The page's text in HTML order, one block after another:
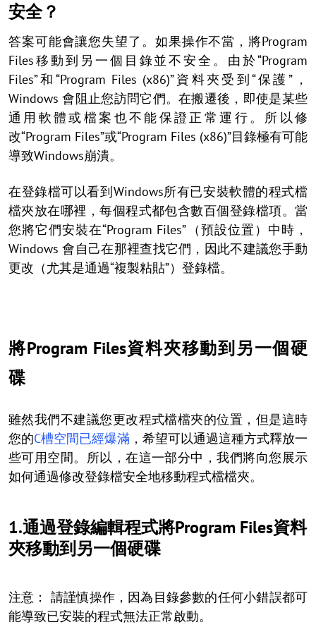
安全？
答案可能會讓您失望了。如果操作不當，將Program
Files移動到另一個目錄並不安全。由於“Program
Files”和“Program Files (x86)”資料夾受到“保護”，
Windows 會阻止您訪問它們。在搬遷後，即使是某些
通用軟體或檔案也不能保證正常運行。所以修
改“Program Files”或“Program Files (x86)”目錄極有可能
導致Windows崩潰。
在登錄檔可以看到Windows所有已安裝軟體的程式檔
檔夾放在哪裡，每個程式都包含數百個登錄檔項。當
您將它們安裝在“Program Files”（預設位置）中時，
Windows 會自己在那裡查找它們，因此不建議您手動
更改（尤其是通過“複製粘貼”）登錄檔。
將Program Files資料夾移動到另一個硬
碟
雖然我們不建議您更改程式檔檔夾的位置，但是這時
您的C槽空間已經爆滿 ，希望可以通過這種方式釋放一
些可用空間。所以，在這一部分中，我們將向您展示
如何通過修改登錄檔安全地移動程式檔檔夾。
1.通過登錄編輯程式將Program Files資料
夾移動到另一個硬碟
注意： 請謹慎操作，因為目錄參數的任何小錯誤都可
能導致已安裝的程式無法正常啟動。